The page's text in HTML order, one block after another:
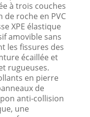
à trois couches
de roche en PVC
XPE élastique
amovible sans
les fissures des
écaillée et
rugueuses.
en pierre
de
anti-collision
une